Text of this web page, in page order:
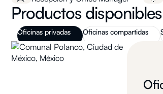
Productos disponibles
Oficinas privadas Oficinas compartidas